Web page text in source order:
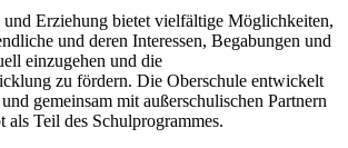
Erziehung bietet vielfältige Möglichkeiten,
und deren Interessen, Begabungen und
einzugehen und die
zu fördern. Die Oberschule entwickelt
gemeinsam mit außerschulischen Partnern
als Teil des Schulprogrammes.